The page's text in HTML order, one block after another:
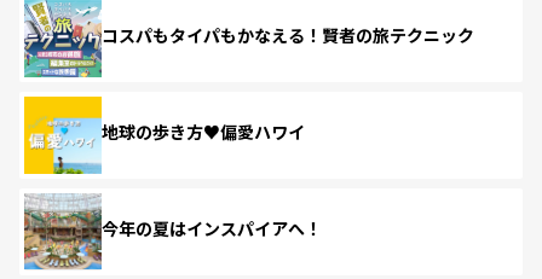
コスパもタイパもかなえる！賢者の旅テクニック
地球の歩き方♥偏愛ハワイ
今年の夏はインスパイアへ！